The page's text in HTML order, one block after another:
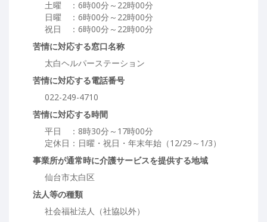
土曜 ：6時00分～22時00分
日曜 ：6時00分～22時00分
祝日 ：6時00分～22時00分
苦情に対応する窓口名称
太白ヘルパーステーション
苦情に対応する電話番号
022-249-4710
苦情に対応する時間
平日 ：8時30分～17時00分
定休日：日曜・祝日・年末年始（12/29～1/3）
事業所が通常時に介護サービスを提供する地域
仙台市太白区
法人等の種類
社会福祉法人（社協以外）